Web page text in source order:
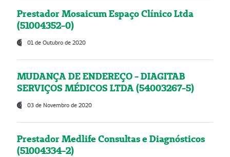
Prestador Mosaicum Espaço Clínico Ltda
(51004352-0)
01 de Outubro de 2020
MUDANÇA DE ENDEREÇO - DIAGITAB
SERVIÇOS MÉDICOS LTDA (54003267-5)
03 de Novembro de 2020
Prestador Medlife Consultas e Diagnósticos
(51004334-2)